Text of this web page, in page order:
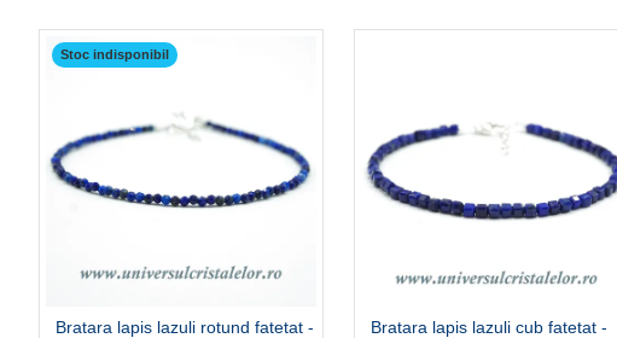
Stoc indisponibil
Bratara lapis lazuli rotund fatetat -
Bratara lapis lazuli cub fatetat -